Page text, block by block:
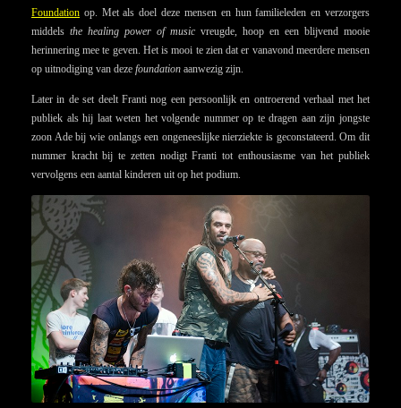
Foundation op. Met als doel deze mensen en hun familieleden en verzorgers
middels the healing power of music vreugde, hoop en een blijvend mooie
herinnering mee te geven. Het is mooi te zien dat er vanavond meerdere mensen
op uitnodiging van deze foundation aanwezig zijn.
Later in de set deelt Franti nog een persoonlijk en ontroerend verhaal met het
publiek als hij laat weten het volgende nummer op te dragen aan zijn jongste
zoon Ade bij wie onlangs een ongeneeslijke nierziekte is geconstateerd. Om dit
nummer kracht bij te zetten nodigt Franti tot enthousiasme van het publiek
vervolgens een aantal kinderen uit op het podium.